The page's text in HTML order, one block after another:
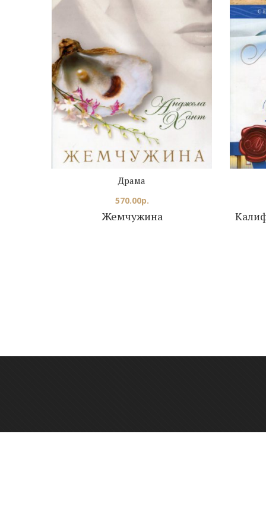
Жемчужина
Драма
570.00р.